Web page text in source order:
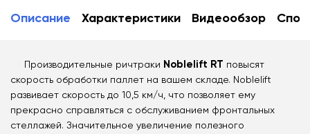
Описание Характеристики Видеообзор
Производительные ричтраки Noblelift RT повысят
скорость обработки паллет на вашем складе. Noblelift
развивает скорость до 10,5 км/ч, что позволяет ему
прекрасно справляться с обслуживанием фронтальных
стеллажей. Значительное увеличение полезного